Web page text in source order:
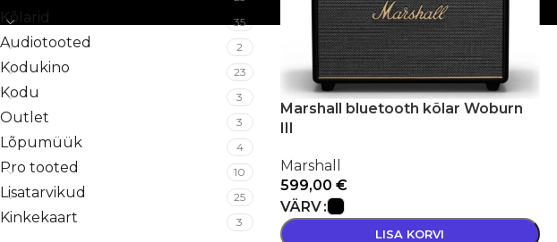
Kõlarid 35
Audiotooted 2
Kodukino 23
Kodu 3
Outlet 3
Lõpumüük 4
Pro tooted 10
Lisatarvikud 25
Kinkekaart 3
Marshall bluetooth kõlar Woburn
III
Marshall
599,00 €
VÄRV
LISA KORVI